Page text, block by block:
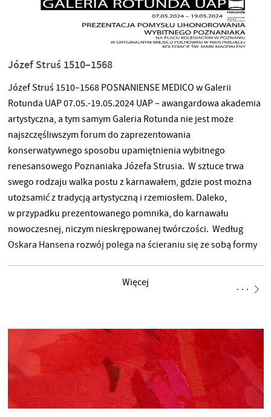
Józef Struś 1510–1568
Józef Struś 1510–1568 POSNANIENSE MEDICO w Galerii
Rotunda UAP 07.05.-19.05.2024 UAP – awangardowa akademia
artystyczna, a tym samym Galeria Rotunda nie jest może
najszczęśliwszym forum do zaprezentowania
konserwatywnego sposobu upamiętnienia wybitnego
renesansowego Poznaniaka Józefa Strusia. W sztuce trwa
swego rodzaju walka postu z karnawałem, gdzie post można
utożsamić z tradycją artystyczną i rzemiosłem. Daleko,
w przypadku prezentowanego pomnika, do karnawału
nowoczesnej, niczym nieskrępowanej twórczości. Według
Oskara Hansena rozwój polega na ścieraniu się ze sobą formy
zamknięta – przeżytek. Po blisko 500-set latach od śmierci
miasta, Poznania. Pomnik to nie tylko
Więcej